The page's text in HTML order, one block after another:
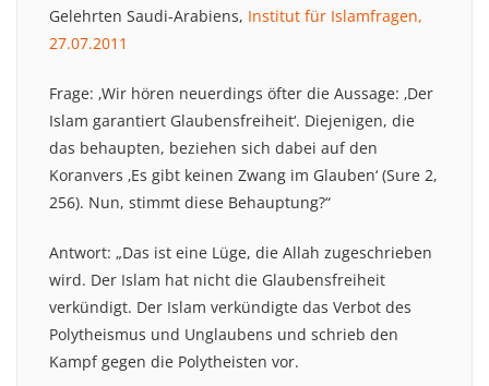
Gelehrten Saudi-Arabiens, Institut für Islamfragen,
27.07.2011
Frage: ‚Wir hören neuerdings öfter die Aussage: ‚Der
Islam garantiert Glaubensfreiheit‘. Diejenigen, die
das behaupten, beziehen sich dabei auf den
Koranvers ‚Es gibt keinen Zwang im Glauben‘ (Sure 2,
256). Nun, stimmt diese Behauptung?“
Antwort: „Das ist eine Lüge, die Allah zugeschrieben
wird. Der Islam hat nicht die Glaubensfreiheit
verkündigt. Der Islam verkündigte das Verbot des
Polytheismus und Unglaubens und schrieb den
Kampf gegen die Polytheisten vor.